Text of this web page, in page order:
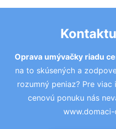
Oprava umývačky riadu
na to skúsených a
rozumný peniaz? Pre
cenovú ponuku nás
www.domaci-